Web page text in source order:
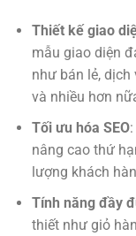
Thiết kế giao
mẫu giao diện
như bán lẻ, dịch
và nhiều hơn
Tối ưu hóa SEO
nâng cao thứ
lượng khách
Tính năng đầy
thiết như giỏ